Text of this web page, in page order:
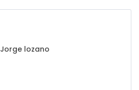
Jorge lozano